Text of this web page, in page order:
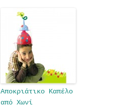
Αποκριάτικο Καπέλο
από Χωνί